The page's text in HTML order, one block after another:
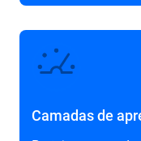
Camadas de